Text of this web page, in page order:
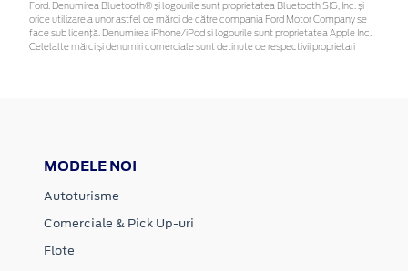
Ford. Denumirea Bluetooth® și logourile sunt proprietatea Bluetooth SIG, Inc. și
orice utilizare a unor astfel de mărci de către compania Ford Motor Company se
face sub licență. Denumirea iPhone/iPod și logourile sunt proprietatea Apple Inc.
Celelalte mărci și denumiri comerciale sunt deținute de respectivii proprietari
MODELE NOI
Autoturisme
Comerciale & Pick Up-uri
Flote